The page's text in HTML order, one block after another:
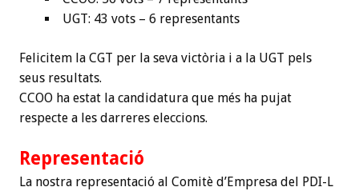
UGT: 43 vots – 6 representants
Felicitem la CGT per la seva victòria i a la UGT pels
seus resultats.
CCOO ha estat la candidatura que més ha pujat
respecte a les darreres eleccions.
Representació
La nostra representació al Comitè d’Empresa del PDI-L